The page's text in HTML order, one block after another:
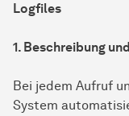
Logfiles
1. Beschreibung
Bei jedem Aufruf
System